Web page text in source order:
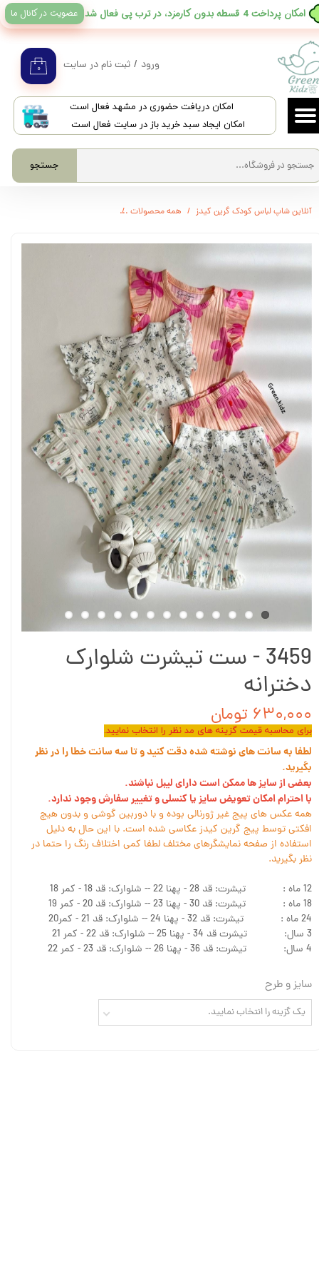
​امکان دریافت حضوری در مشهد فعال است
امکان ایجاد سبد خرید باز در سایت فعال است
جستجو
۰ ورود / ثبت نام در سایت
حساب کاربری من
تغییر گذر واژه
سفارشات
خروج از حساب کاربری
​امکان پرداخت 4 قسطه بدون کارمزد، در ترب پی فعال شد عضویت در کانال ما
آنلاین شاپ لباس کودک گرین کیدز همه محصولات
3459 - ست تیشرت شلوارک
دخترانه
۶۳۰,۰۰۰ تومان
برای محاسبه قیمت گزینه های مد نظر را انتخاب نمایید.
لطفا به سانت های نوشته شده دقت کنید و تا سه سانت خطا را در نظر
بگیرید.
بعضی از سایز ها ممکن است دارای لیبل نباشند.
با احترام امکان تعویض سایز یا کنسلی و تغییر سفارش وجود ندارد.
همه عکس های پیج غیر ژورنالی بوده و با دوربین گوشی و بدون هیچ
افکتی توسط پیج گرین کیدز عکاسی شده است. با این حال به دلیل
استفاده از صفحه نمایشگرهای مختلف لطفا کمی اختلاف رنگ را حتما در
نظر بگیرید.
12 ماه : تیشرت: قد 28 - پهنا 22 -- شلوارک: قد 18 - کمر 18
18 ماه : تیشرت: قد 30 - پهنا 23 -- شلوارک: قد 20 - کمر 19
24 ماه : تیشرت: قد 32 - پهنا 24 -- شلوارک: قد 21 - کمر20
3 سال: تیشرت قد 34 - پهنا 25 -- شلوارک: قد 22 - کمر 21
4 سال: تیشرت: قد 36 - پهنا 26 -- شلوارک: قد 23 - کمر 22
سایز و طرح
یک گزینه را انتخاب نمایید.